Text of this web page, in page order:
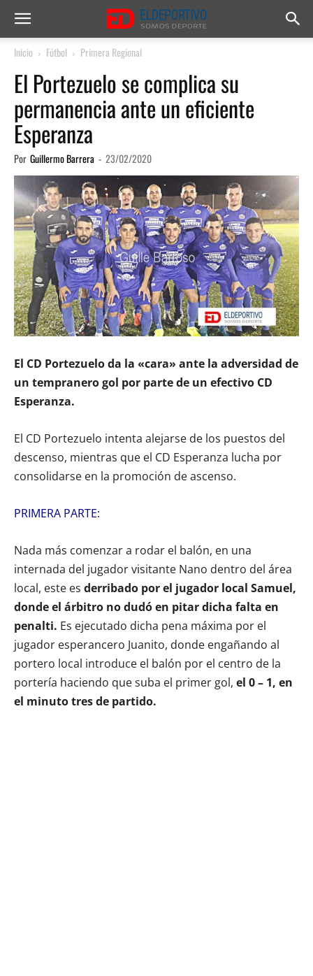
Inicio Fútbol Primera Regional
El Portezuelo se complica su
permanencia ante un eficiente
Esperanza
Por Guillermo Barrera - 23/02/2020
El CD Portezuelo da la «cara» ante la adversidad de
un tempranero gol por parte de un efectivo CD
Esperanza.
El CD Portezuelo intenta alejarse de los puestos del
descenso, mientras que el CD Esperanza lucha por
consolidarse en la promoción de ascenso.
PRIMERA PARTE:
Nada más comenzar a rodar el balón, en una
internada del jugador visitante Nano dentro del área
local, este es derribado por el jugador local Samuel,
donde el árbitro no dudó en pitar dicha falta en
penalti. Es ejecutado dicha pena máxima por el
jugador esperancero Juanito, donde engañando al
portero local introduce el balón por el centro de la
portería haciendo que suba el primer gol, el 0 – 1, en
el minuto tres de partido.